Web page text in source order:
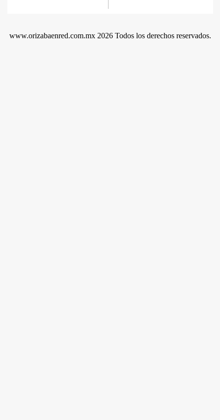
www.orizabaenred.com.mx 2026 Todos los derechos reservados.